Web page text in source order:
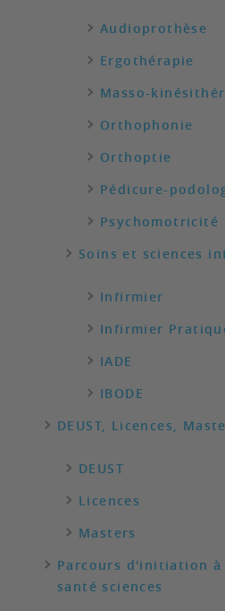
Audioprothèse
Ergothérapie
Masso-
Orthophonie
Orthoptie
Pédicure-
Psychomotricité
Soins et sciences
Infirmier
Infirmier
IADE
IBODE
DEUST, Licences,
DEUST
Licences
Masters
Parcours d'initiation à
santé sciences